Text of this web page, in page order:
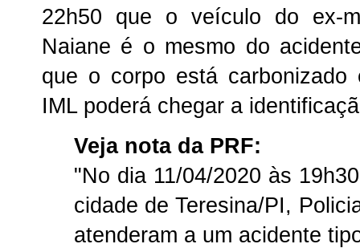
22h50 que o veículo do ex-
Naiane é o mesmo do
que o corpo está
IML poderá chegar a
Veja nota da PRF:
"No dia 11/04/2020 às
cidade de Teresina/PI,
atenderam a um acidente